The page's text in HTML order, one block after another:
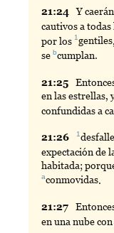
21:24 Y
cautivos a
por los1gentiles
sebcumplan.
21:25
en las estrellas,
confundidas a
21:26 1
expectación de
habitada;
aconmovidas.
21:27
en una nube